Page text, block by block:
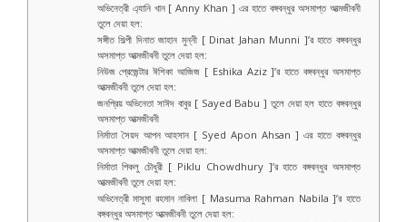
অভিনেত্রী এ্যানি খান [ Anny Khan ] এর হাতে বঙ্গবন্ধুর অসমাপ্ত আত্মজীবনী
তুলে দেয়া হল:
সঙ্গীত শিল্পী দিনাত জাহান মুন্নী [ Dinat Jahan Munni ]’র হাতে বঙ্গবন্ধুর
অসমাপ্ত আত্মজীবনী তুলে দেয়া হল:
নিউজ প্রেজেন্টার ঈশিকা আজিজ [ Eshika Aziz ]’র হাতে বঙ্গবন্ধুর অসমাপ্ত
আত্মজীবনী তুলে দেয়া হল:
জনপ্রিয় অভিনেতা সাঈদ বাবুর [ Sayed Babu ] তুলে দেয়া হল হাতে বঙ্গবন্ধুর
অসমাপ্ত আত্মজীবনী
নির্মাতা সৈয়দ আপন আহসান [ Syed Apon Ahsan ] এর হাতে বঙ্গবন্ধুর
অসমাপ্ত আত্মজীবনী তুলে দেয়া হল:
নির্মাতা পিকলু চৌধুরী [ Piklu Chowdhury ]’র হাতে বঙ্গবন্ধুর অসমাপ্ত
আত্মজীবনী তুলে দেয়া হল:
অভিনেত্রী মাসুমা রহমান নাবিলা [ Masuma Rahman Nabila ]’র হাতে
বঙ্গবন্ধুর অসমাপ্ত আত্মজীবনী তুলে দেয়া হল: